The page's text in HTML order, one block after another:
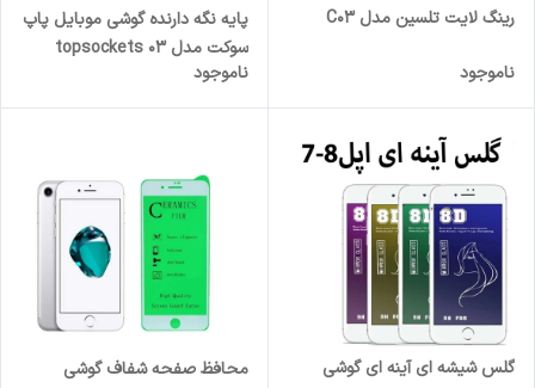
رینگ لایت تلسین مدل C03
ناموجود
پایه نگه دارنده گوشی موبایل پاپ
سوکت مدل topsockets 03
ناموجود
گلس شیشه ای آینه ای گوشی
محافظ صفحه شفاف گوشی